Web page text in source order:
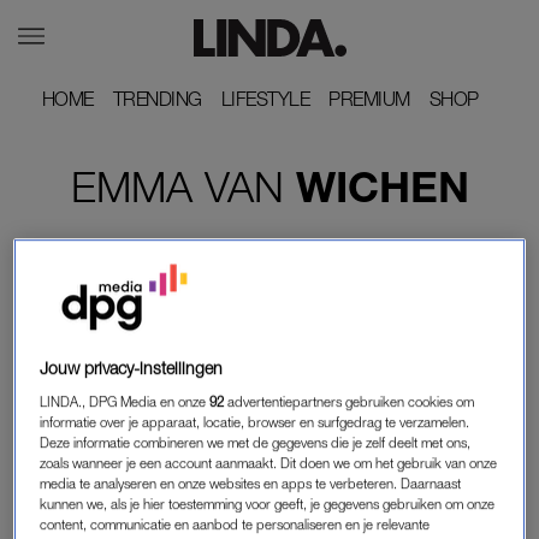
HOME
HOME TRENDING
TRENDING LIFESTYLE
LIFESTYLE PREMIUM
PREMIUM SHOP
SHOP
EMMA VAN WICHEN
WAT GOÉÉÉÉD
MAKELAAR TIM (59) GAAT ZELFS NAAKT OM
Jouw privacy-instellingen
LINDA., DPG Media en onze92 advertentiepartners gebruiken cookies om
informatie over je apparaat, locatie, browser en surfgedrag te verzamelen.
Deze informatie combineren we met de gegevens die je zelf deelt met ons,
zoals wanneer je een account aanmaakt. Dit doen we om het gebruik van onze
media te analyseren en onze websites en apps te verbeteren. Daarnaast
kunnen we, als je hier toestemming voor geeft, je gegevens gebruiken om onze
content, communicatie en aanbod te personaliseren en je relevante